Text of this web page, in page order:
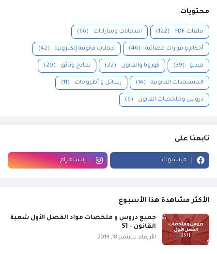
محتويات
ملفات PDF (122) امتحانات ومبارايات (66)
أحكام و قرارات قضائية (46) مجلات قانونية إلكترونية (42)
فيديو (39) كورونا والقانون (22) نماذج وثائق (20)
المستجدات القانونية (14) رسائل و أطروحات (11)
دروس وملخصات القانون (6)
تابعنا على
فيسبوك إنستغرام
الأكثر مشاهدة هذا الأسبوع
جميع دروس و ملخصات مواد الفصل الأول شعبة
القانون - S1
الأربعاء, سبتمبر 18, 2019